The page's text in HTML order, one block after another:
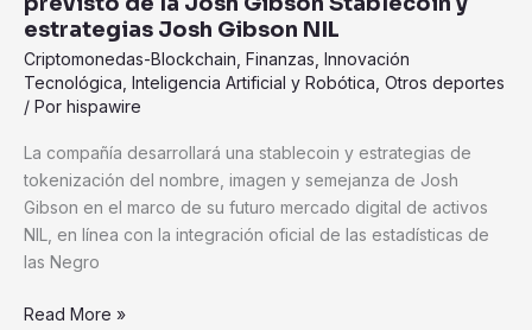
estrategias Josh Gibson NIL
Criptomonedas-Blockchain Finanzas Innovación
Tecnológica Inteligencia Artificial y Robótica Otros deportes
/ Por hispawire
La compañía desarrollará una stablecoin y estrategias de
tokenización del nombre, imagen y semejanza de Josh
Gibson en el marco de su futuro mercado digital de activos
NIL, en línea con la integración oficial de las estadísticas de
las Negro
Read More »